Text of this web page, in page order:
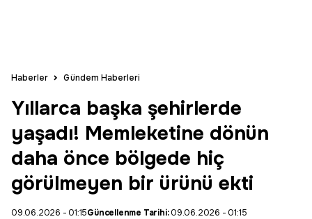
Haberler Gündem Haberleri
Yıllarca başka şehirlerde
yaşadı! Memleketine dönün
daha önce bölgede hiç
görülmeyen bir ürünü ekti
09.06.2026 - 01:15Güncellenme Tarihi:09.06.2026 - 01:15